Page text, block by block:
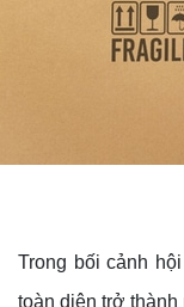
Trong bối cảnh
toàn diện trở